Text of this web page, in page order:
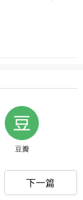
豆瓣
下一篇